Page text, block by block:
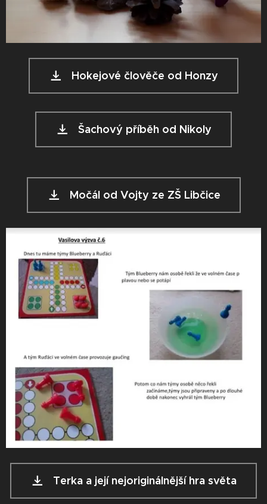
Hokejové člověče od Honzy
Šachový příběh od Nikoly
Močál od Vojty ze ZŠ Libčice
Terka a její nejoriginálnější hra světa